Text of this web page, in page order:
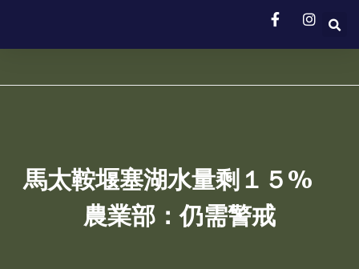
馬太鞍堰塞湖水量剩１５%
農業部：仍需警戒